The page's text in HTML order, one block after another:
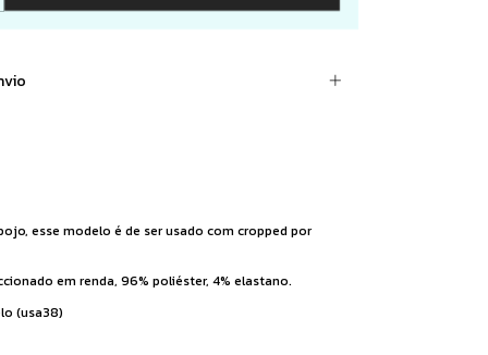
esse modelo é de ser usado com cropped por
em renda, 96% poliéster, 4% elastano.
(usa38)